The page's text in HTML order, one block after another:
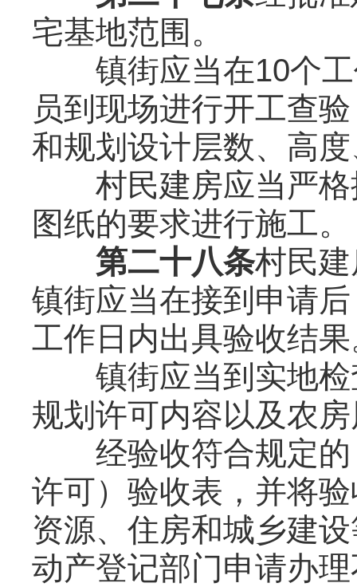
宅基地范围。
镇街应当在10个工
员到现场进行开工查
和规划设计层数、高
村民建房应当严格
图纸的要求进行施工。
第二十八条村民
镇街应当在接到申请
工作日内出具验收结
镇街应当到实地检
规划许可内容以及农
经验收符合规定的
许可）验收表，并将
资源、住房和城乡建
动产登记部门申请办